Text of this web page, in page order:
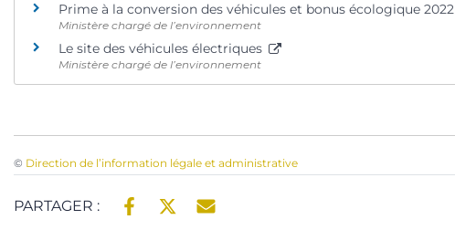
Prime à la conversion des véhicules et bonus écologique 2022
Ministère chargé de l’environnement
Le site des véhicules électriques
Ministère chargé de l’environnement
© Direction de l’information légale et administrative
PARTAGER :